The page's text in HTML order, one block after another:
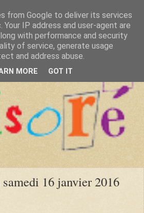
16 janvier 2016
from Google to deliver its services
IP address and user-agent are
with performance and security
of service, generate usage
and address abuse.
MORE GOT IT